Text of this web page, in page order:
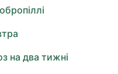
на два тижні